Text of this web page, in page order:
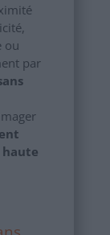
ou
par
haute